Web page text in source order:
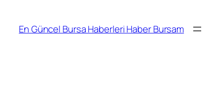
En Güncel Bursa Haberleri Haber Bursam